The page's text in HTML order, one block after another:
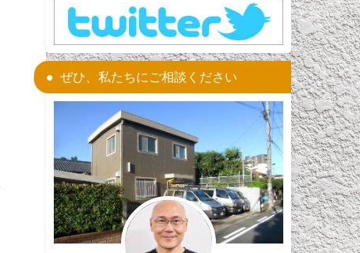
ぜひ、私たちにご相談ください